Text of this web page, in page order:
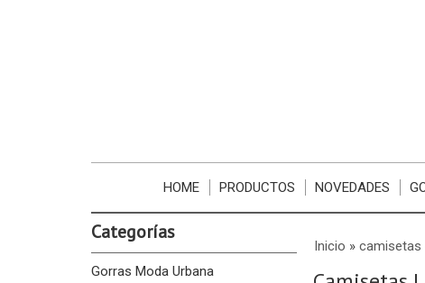
HOME PRODUCTOS NOVEDADES
Categorías
Gorras Moda Urbana
Inicio » camisetas